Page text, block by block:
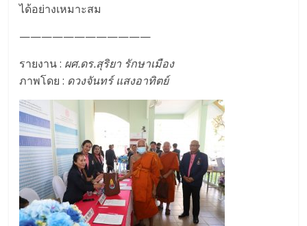
ได้อย่างเหมาะสม
————————————
รายงาน : ผศ.ดร.สุริยา รักษาเมือง
ภาพโดย : ดวงจันทร์ แสงอาทิตย์